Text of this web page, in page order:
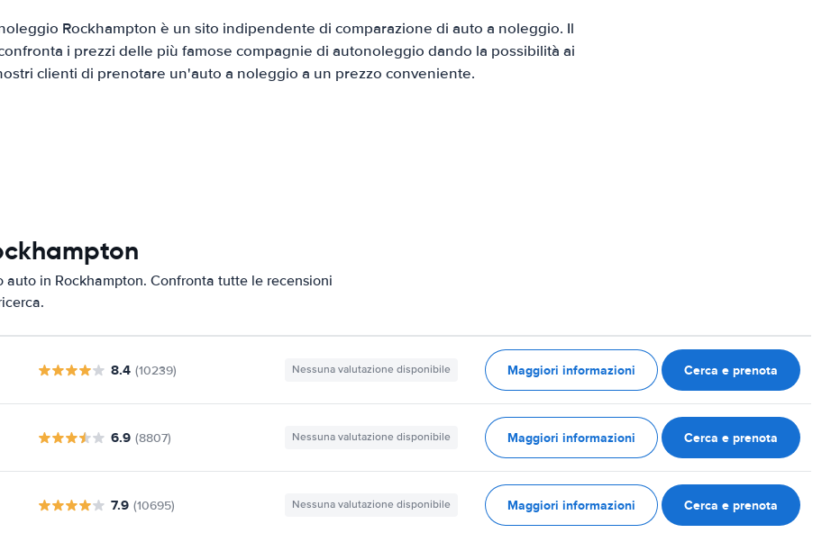
Rockhampton è un sito indipendente di comparazione di auto a noleggio. Il
i prezzi delle più famose compagnie di autonoleggio dando la possibilità ai
clienti di prenotare un'auto a noleggio a un prezzo conveniente.
in Rockhampton. Confronta tutte le recensioni
8.4 (10239) Nessuna valutazione disponibile Maggiori informazioni Cerca e prenota
6.9 (8807) Nessuna valutazione disponibile Maggiori informazioni Cerca e prenota
7.9 (10695) Nessuna valutazione disponibile Maggiori informazioni Cerca e prenota